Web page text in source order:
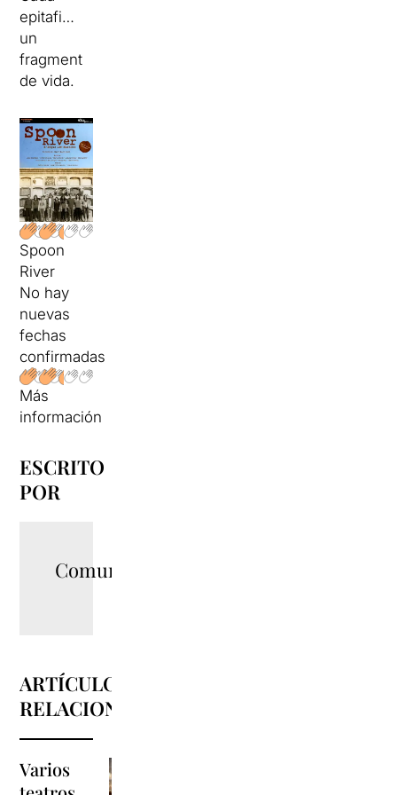
epitafi…
un
fragment
de vida.
Spoon
River
No hay
nuevas
fechas
confirmadas
Más
información
ESCRITO
POR
Comunicació
ARTÍCULOS
RELACIONADOS
Varios